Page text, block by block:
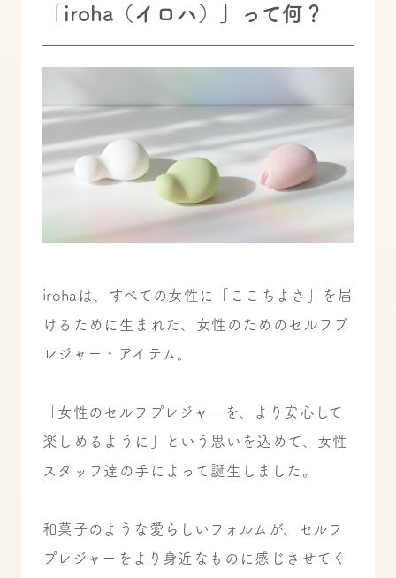
「iroha（イロハ）」って何？
irohaは、すべての女性に「ここちよさ」を届
けるために生まれた、女性のためのセルフプ
レジャー・アイテム。
「女性のセルフプレジャーを、より安心して
楽しめるように」という思いを込めて、女性
スタッフ達の手によって誕生しました。
和菓子のような愛らしいフォルムが、セルフ
プレジャーをより身近なものに感じさせてく